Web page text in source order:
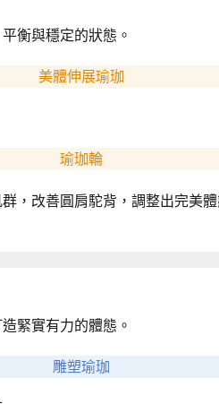
衡與穩定的狀態。
美體伸展瑜珈
瑜珈輪
，改善圓肩駝背，調整出完美體
緊實有力的體態。
雕塑瑜珈